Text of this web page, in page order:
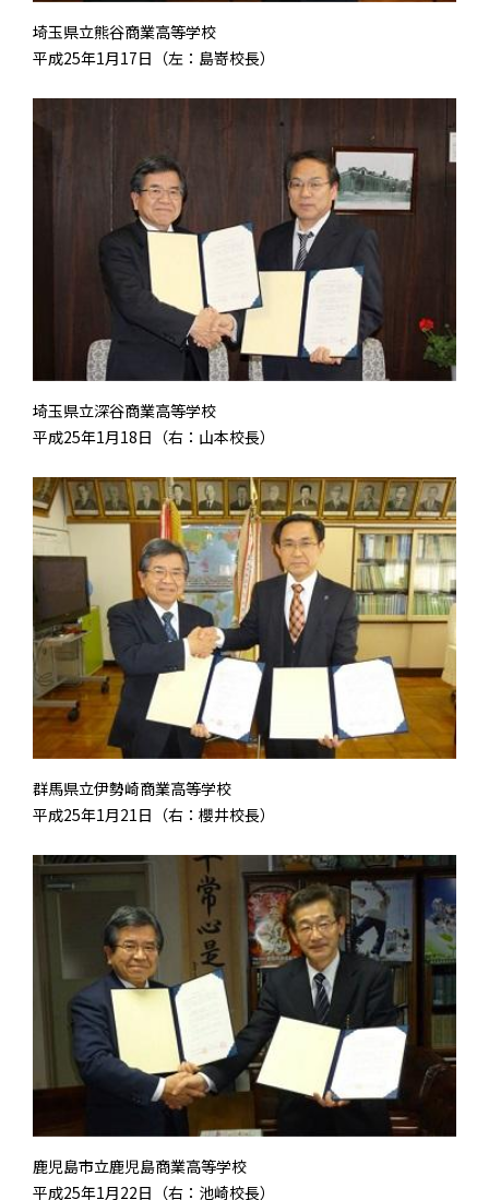
埼玉県立熊谷商業高等学校
平成25年1月17日（左：島嵜校長）
埼玉県立深谷商業高等学校
平成25年1月18日（右：山本校長）
群馬県立伊勢崎商業高等学校
平成25年1月21日（右：櫻井校長）
鹿児島市立鹿児島商業高等学校
平成25年1月22日（右：池崎校長）